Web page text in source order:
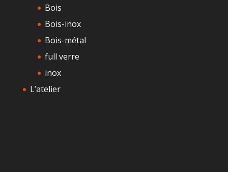
Bois
Bois-inox
Bois-métal
full verre
inox
L’atelier